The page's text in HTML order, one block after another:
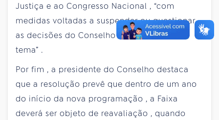
Justiça e ao Congresso Nacional , “com
medidas voltadas a suspenderouquestionar
as decisões do Conselho Curadorsobre
tema” .
Por fim , a presidente do Conselho destaca
que a resolução prevê que dentro de um ano
do início da nova programação , a Faixa
deverá ser objeto de reavaliação , quando